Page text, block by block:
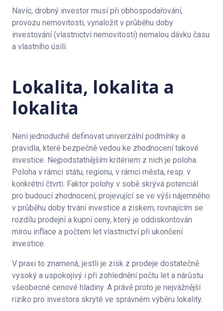
Navíc, drobný investor musí při obhospodařování,
provozu nemovitosti, vynaložit v průběhu doby
investování (vlastnictví nemovitosti) nemalou dávku času
a vlastního úsilí.
Lokalita, lokalita a
lokalita
Není jednoduché definovat univerzální podmínky a
pravidla, které bezpečně vedou ke zhodnocení takové
investice. Nejpodstatnějším kritériem z nich je poloha.
Poloha v rámci státu, regionu, v rámci města, resp. v
konkrétní čtvrti. Faktor polohy v sobě skrývá potenciál
pro budoucí zhodnocení, projevující se ve výši nájemného
v průběhu doby trvání investice a ziskem, rovnajícím se
rozdílu prodejní a kupní ceny, který je oddiskontován
mírou inflace a počtem let vlastnictví při ukončení
investice.
V praxi to znamená, jestli je zisk z prodeje dostatečně
vysoký a uspokojivý i při zohlednění počtu let a nárůstu
všeobecné cenové hladiny. A právě proto je nejvážnější
riziko pro investora skryté ve správném výběru lokality.